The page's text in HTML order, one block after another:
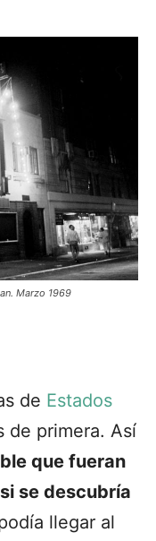
Marzo 1969
de Estados
de primera. Así
que fueran
se descubría
llegar al